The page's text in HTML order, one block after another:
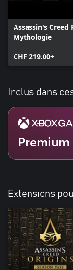
Assassin's Creed
Mythologie
CHF 219.00+
Inclus dans
Premium
Extensions